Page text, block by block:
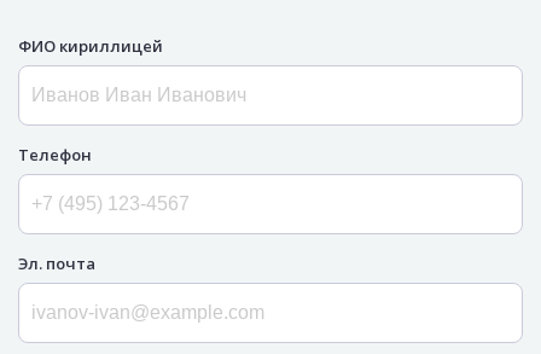
ФИО кириллицей
Телефон
Эл. почта